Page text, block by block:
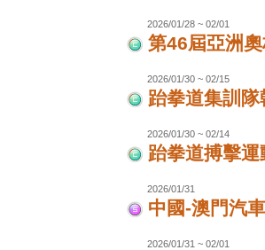
2026/01/28 ~ 02/01
第46屆亞洲
2026/01/30 ~ 02/15
跆拳道集訓
2026/01/30 ~ 02/14
跆拳道搏擊
2026/01/31
中國-澳門汽
2026/01/31 ~ 02/01